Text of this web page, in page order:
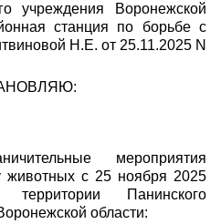
учреждения Воронежской
станция по борьбе с
Н.Е. от 25.11.2025 N
мероприятия
животных с 25 ноября 2025
Панинского
области: